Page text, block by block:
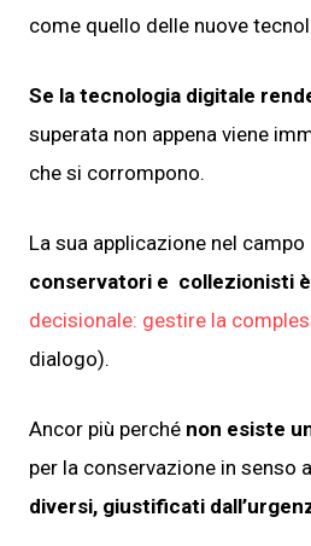
come quello delle nuove
Se la tecnologia digitale
superata non appena viene
che si corrompono.
La sua applicazione nel
conservatori e collezionisti
decisionale: gestire la
dialogo).
Ancor più perché non esiste
per la conservazione in senso
diversi, giustificati